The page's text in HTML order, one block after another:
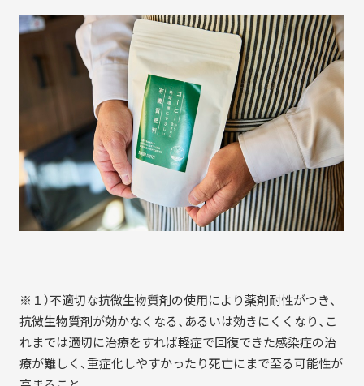
※１）不適切な抗微生物質剤の使用により薬剤耐性がつき、
抗微生物質剤が効かなくなる、あるいは効きにくくなり、こ
れまでは適切に治療をすれば軽症で回復できた感染症の治
療が難しく、重症化しやすかったり死亡にまで至る可能性が